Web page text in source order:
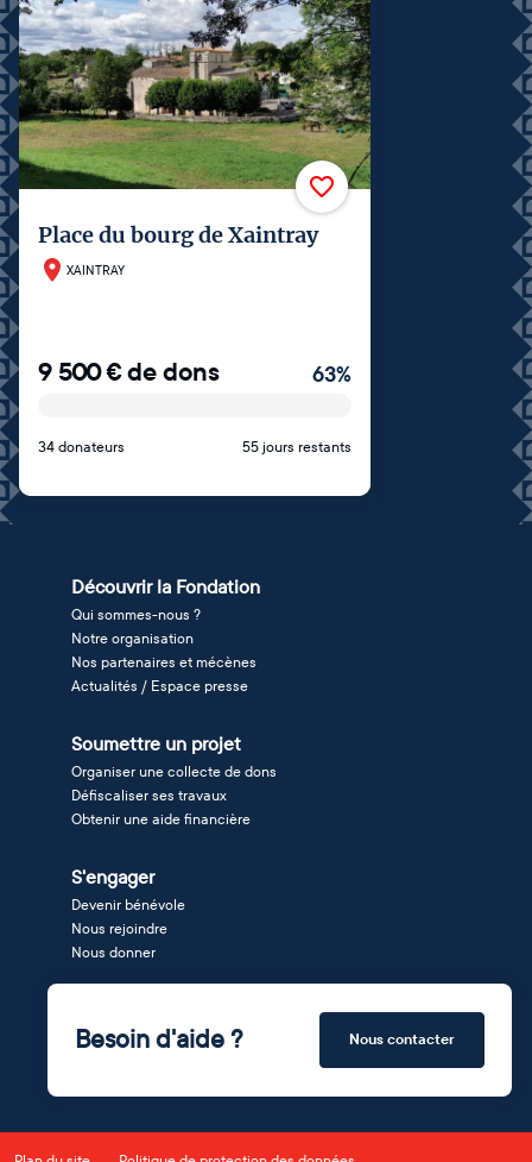
Place du bourg de Xaintray
XAINTRAY
9 500€de dons 63%
34 donateurs 55 jours restants
Découvrir la Fondation
Qui sommes-nous ?
Notre organisation
Nos partenaires et mécènes
Actualités / Espace presse
Soumettre un projet
Organiser une collecte de dons
Défiscaliser ses travaux
Obtenir une aide financière
S'engager
Devenir bénévole
Nous rejoindre
Nous donner
Besoin d'aide ? Nous contacter